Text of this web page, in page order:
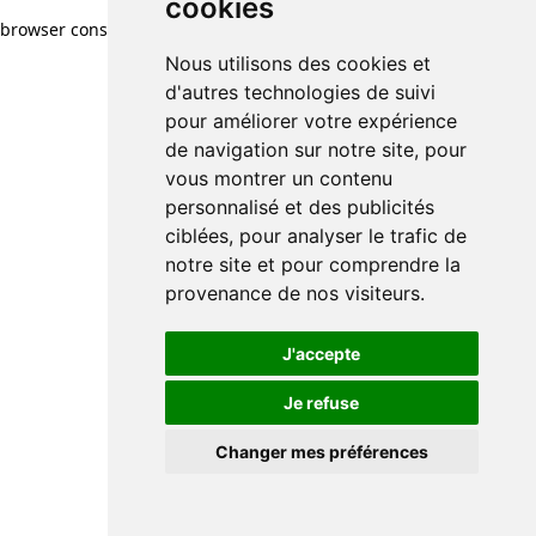
cookies
Nous utilisons des cookies et
d'autres technologies de suivi
pour améliorer votre expérience
de navigation sur notre site, pour
vous montrer un contenu
personnalisé et des publicités
ciblées, pour analyser le trafic de
notre site et pour comprendre la
provenance de nos visiteurs.
J'accepte
Je refuse
Changer mes préférences
browser console for more information)